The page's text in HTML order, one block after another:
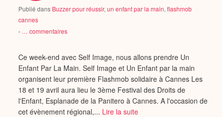
Publié dans Buzzer pour réussir,un enfant par la main,flashmob
cannes
- … commentaires
Ce week-end avec Self Image, nous allons prendre Un
Enfant Par La Main. Self Image et Un Enfant par la main
organisent leur première Flashmob solidaire à Cannes Les
18 et 19 avril aura lieu le 3ème Festival des Droits de
l'Enfant, Esplanade de la Panitero à Cannes. A l'occasion de
cet évènement régional,... Lire la suite